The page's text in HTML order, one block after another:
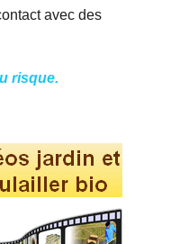
avec des
risque.